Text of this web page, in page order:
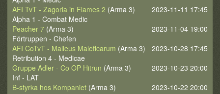
2023-11-11 17:45
AFI TvT - Zagoria in Flames 2 (Arma 3)
Alpha 1 - Combat Medic
2023-11-04 19:00
Peacher 7 (Arma 3)
Förtruppen - Chefen
2023-10-28 17:45
AFI CoTvT - Malleus Maleficarum (Arma 3)
Retribution 4 - Medicae
2023-10-23 20:00
Gruppe Adler - Co OP Hitrun (Arma 3)
Inf - LAT
2023-10-22 20:00
B-styrka hos Kompaniet (Arma 3)